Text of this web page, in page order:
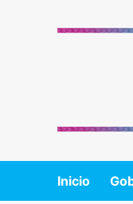
Inicio